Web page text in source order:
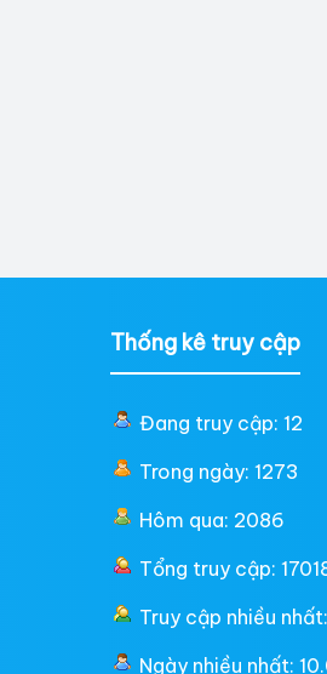
Thống kê truy cập
Đang truy cập: 12
Trong ngày: 1273
Hôm qua: 2086
Tổng truy cập:
Truy cập nhiều
Ngày nhiều nhất: